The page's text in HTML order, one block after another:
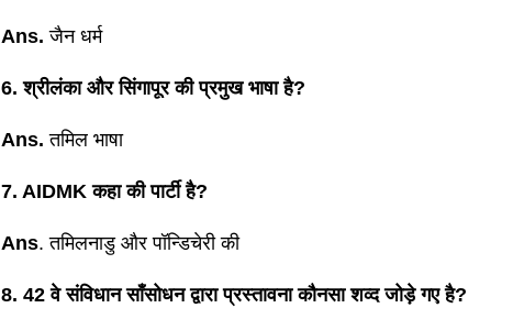
Ans.जैन धर्म
6. श्रीलंका और सिंगापूर की प्रमुख भाषा है?
Ans.तमिल भाषा
7. AIDMK कहा की पार्टी है?
Ans. तमिलनाडु और पॉन्डिचेरी की
8. 42 वे संविधान साँसोधन द्वारा प्रस्तावना कौनसा शव्द जोड़े गए है?